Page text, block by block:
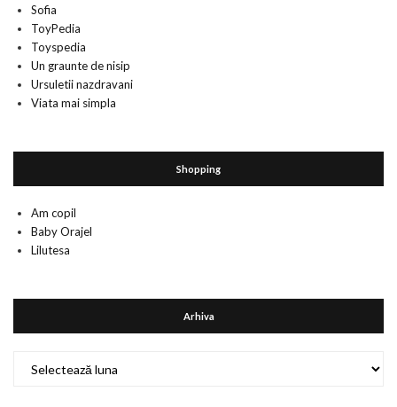
Sofia
ToyPedia
Toyspedia
Un graunte de nisip
Ursuletii nazdravani
Viata mai simpla
Shopping
Am copil
Baby Orajel
Lilutesa
Arhiva